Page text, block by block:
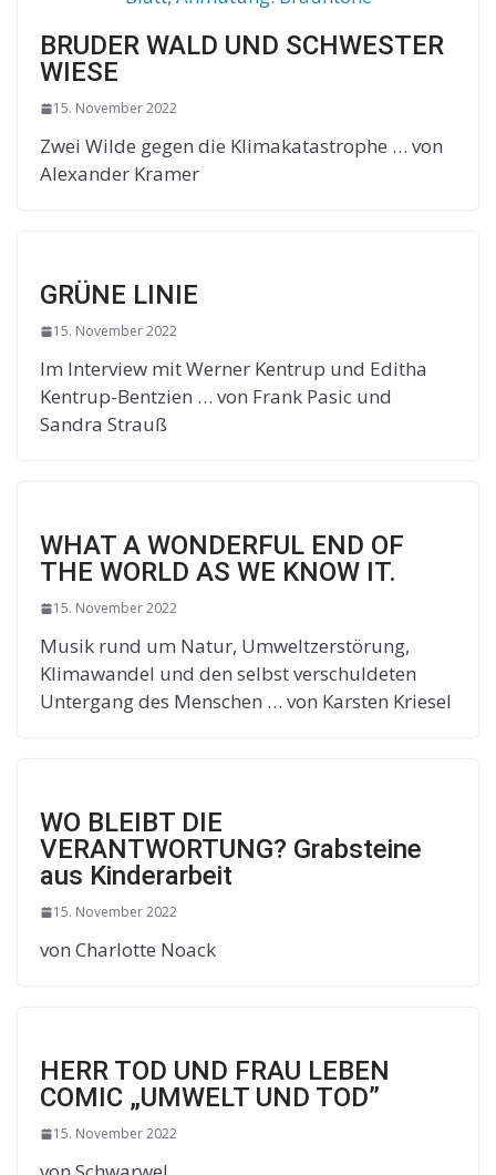
BRUDER WALD UND SCHWESTER
WIESE
15. November 2022
Zwei Wilde gegen die Klimakatastrophe … von
Alexander Kramer
GRÜNE LINIE
15. November 2022
Im Interview mit Werner Kentrup und Editha
Kentrup-Bentzien … von Frank Pasic und
Sandra Strauß
WHAT A WONDERFUL END OF
THE WORLD AS WE KNOW IT.
15. November 2022
Musik rund um Natur, Umweltzerstörung,
Klimawandel und den selbst verschuldeten
Untergang des Menschen … von Karsten Kriesel
WO BLEIBT DIE
VERANTWORTUNG? Grabsteine
aus Kinderarbeit
15. November 2022
von Charlotte Noack
HERR TOD UND FRAU LEBEN
COMIC „UMWELT UND TOD”
15. November 2022